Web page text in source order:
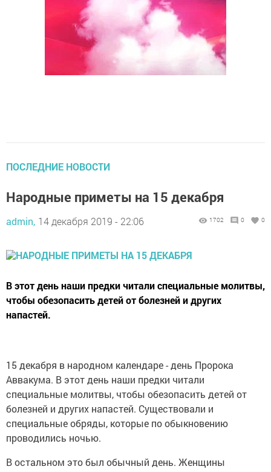
ПОСЛЕДНИЕ НОВОСТИ
Народные приметы на 15 декабря
admin, 14 декабря 2019 - 22:06 1702 0 0
В этот день наши предки читали специальные молитвы,
чтобы обезопасить детей от болезней и других
напастей.
15 декабря в народном календаре - день Пророка
Аввакума. В этот день наши предки читали
специальные молитвы, чтобы обезопасить детей от
болезней и других напастей. Существовали и
специальные обряды, которые по обыкновению
проводились ночью.
В остальном это был обычный день. Женщины